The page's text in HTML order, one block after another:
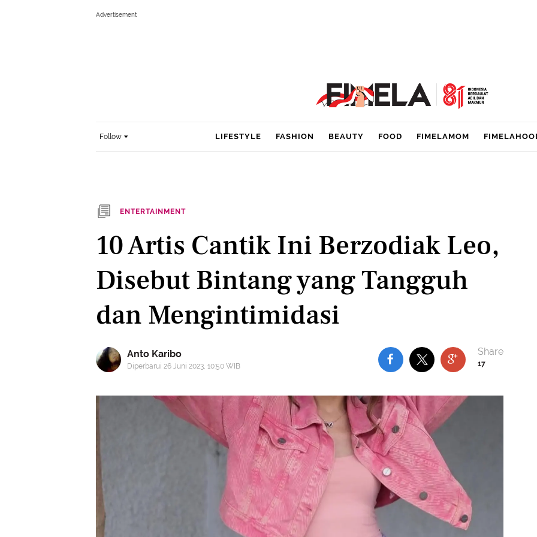
Follow LIFESTYLE FASHION BEAUTY FOOD FIMELAMOM
ENTERTAINMENT
10 Artis Cantik Ini Berzodiak Leo,
Disebut Bintang yang Tangguh
dan Mengintimidasi
Anto Karibo
Diperbarui 26 Juni 2023, 10:50 WIB 17